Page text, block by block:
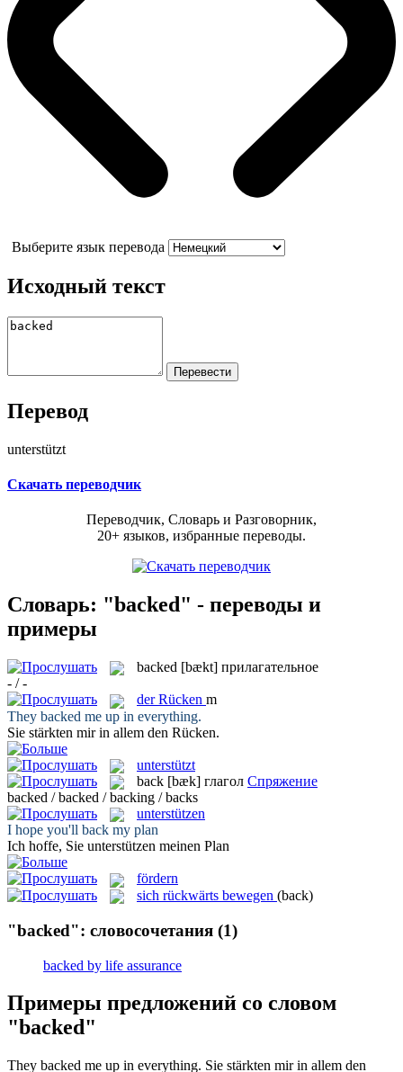
Выберите язык перевода
Исходный текст
Перевод
unterstützt
Скачать переводчик
Переводчик, Словарь и Разговорник,
20+ языков, избранные переводы.
Словарь: "backed" - переводы и
примеры
backed [bækt] прилагательное
- / -
derRücken m
They backed me up in everything.
Sie stärkten mir in allem den Rücken.
unterstützt
back [bæk] глагол Спряжение
backed / backed / backing / backs
unterstützen
I hope you'll back my plan
Ich hoffe, Sie unterstützen meinen Plan
fördern
sich rückwärts bewegen (back)
"backed": словосочетания (1)
backed by life assurance
Примеры предложений со словом
"backed"
They backed me up in everything. Sie stärkten mir in allem den